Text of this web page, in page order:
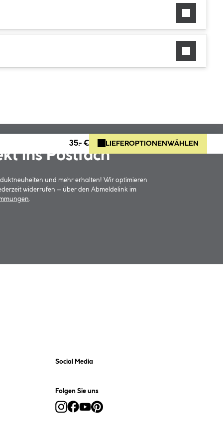
35.- € LIEFEROPTIONEN WÄHLEN
ins Postfach
und mehr erhalten! Wir optimieren
widerrufen – über den Abmeldelink im
Social Media
Folgen Sie uns